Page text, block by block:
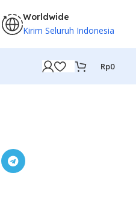
Worldwide
Kirim Seluruh Indonesia
Rp0